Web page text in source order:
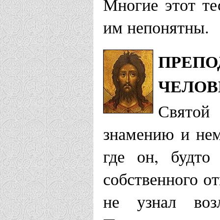
Храм во
Божия г.
Городецкая
Храм
Искитимская
Храм
Мошково
им непонятны.
знамению и
где он,
собствен­ного
не узнал